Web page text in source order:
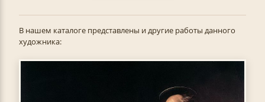
В нашем каталоге представлены и другие работы данного
художника: